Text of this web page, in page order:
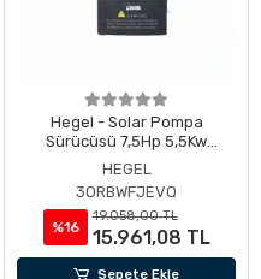
Hegel - Solar Pompa
Sürücüsü 7,5Hp 5,5Kw
Ac380V, Pv Giriş Max 900V,
Çalışma Dc 350-900V
HEGEL
3ORBWFJEVQ
%16
19.058,00 TL
15.961,08 TL
Sepete Ekle